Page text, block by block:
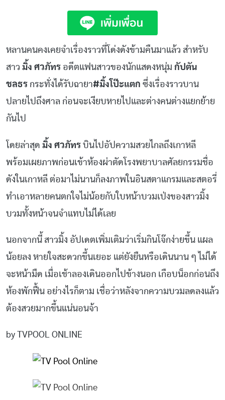
หลานคนคงเคยจำเรื่องราวที่โด่งดังข้ามคืนมาแล้ว สำหรับ
สาว มิ้ง ศวภัทร อดีตแฟนสาวของนักแสดงหนุ่ม กัปตัน
ชลธร กระทั่งได้รับฉายา#มิ้งโป๊ะแตก ซึ่งเรื่องราวบาน
ปลายไปถึงศาล ก่อนจะเงียบหายไปและต่างคนต่างแยกย้าย
กันไป
โดยล่าสุด มิ้ง ศวภัทร บินไปอัปความสวยไกลถึงเกาหลี
พร้อมเผยภาพก่อนเข้าห้องผ่าตัดโรงพยาบาลศัลยกรรมชื่อ
ดังในเกาหลี ต่อมาไม่นานก็ลงภาพในอินสตาแกรมและสตอรี่
ทำเอาหลายคนตกใจไม่น้อยกับใบหน้าบวมเป่งของสาวมิ้ง
บวมทั้งหน้าจนจำแทบไม่ได้เลย
นอกจากนี้ สาวมิ้ง อัปเดตเพิ่มเติมว่าเริ่มกินโจ๊กง่ายขึ้น แผล
น้อยลง หายใจสะดวกขึ้นเยอะ แต่ยังยืนหรือเดินนาน ๆ ไม่ได้
จะหน้ามืด เมื่อเช้าลองเดินออกไปข้างนอก เกือบน็อกก่อนถึง
ห้องพักฟื้น อย่างไรก็ตาม เชื่อว่าหลังจากความบวมลดลงแล้ว
ต้องสวยมากขึ้นแน่นอนจ้า
by TVPOOL ONLINE